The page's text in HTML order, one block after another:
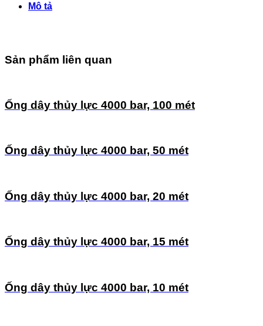
Mô tả
Sản phẩm liên quan
Ống dây thủy lực 4000 bar, 100 mét
Ống dây thủy lực 4000 bar, 50 mét
Ống dây thủy lực 4000 bar, 20 mét
Ống dây thủy lực 4000 bar, 15 mét
Ống dây thủy lực 4000 bar, 10 mét